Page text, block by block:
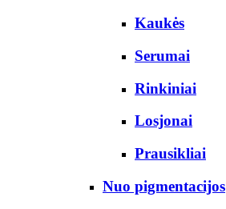
Kaukės
Serumai
Rinkiniai
Losjonai
Prausikliai
Nuo pigmentacijos